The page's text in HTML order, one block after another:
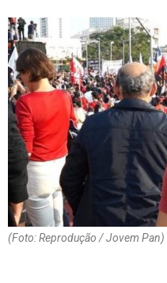
(Foto: Reprodução / Jovem Pan)